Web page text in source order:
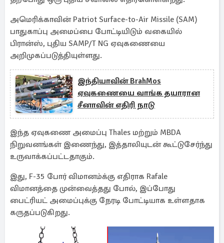
அமெரிக்காவின் Patriot Surface-to-Air Missile (SAM)
பாதுகாப்பு அமைப்பை போட்டியிடும் வகையில்
பிரான்ஸ், புதிய SAMP/T NG ஏவுகணையை
அறிமுகப்படுத்தியுள்ளது.
இந்தியாவின் BrahMos
ஏவுகணையை வாங்க தயாரான
சீனாவின் எதிரி நாடு
இந்த ஏவுகணை அமைப்பு Thales மற்றும் MBDA
நிறுவனங்கள் இணைந்து, இத்தாலியுடன் கூட்டுசேர்ந்து
உருவாக்கப்பட்டதாகும்.
இது, F-35 போர் விமானம்க்கு எதிராக Rafale
விமானத்தை முன்வைத்தது போல், இப்போது
பைட்ரியட் அமைப்புக்கு நேரடி போட்டியாக உள்ளதாக
கருதப்படுகிறது.